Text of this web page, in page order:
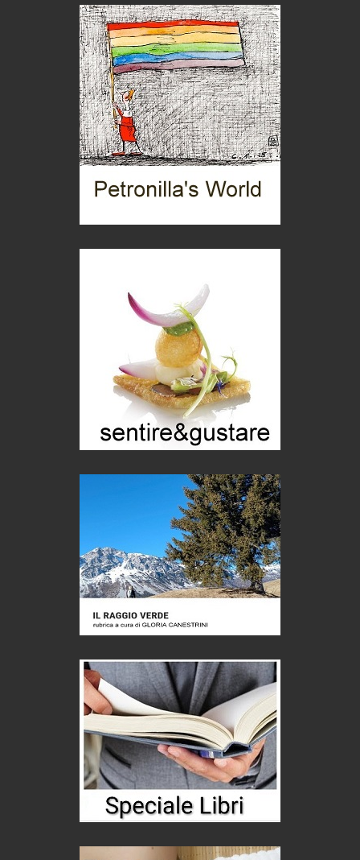
Chi è, e come difendersi dallo scammer
di Mirta B. Bono
Mio nonno, salvato dai russi
Storie...di storia
Macchine di guerra
Turismo in Miniera
Puglia - Tra storia e recupero
Castione, sotto il segno del castagno